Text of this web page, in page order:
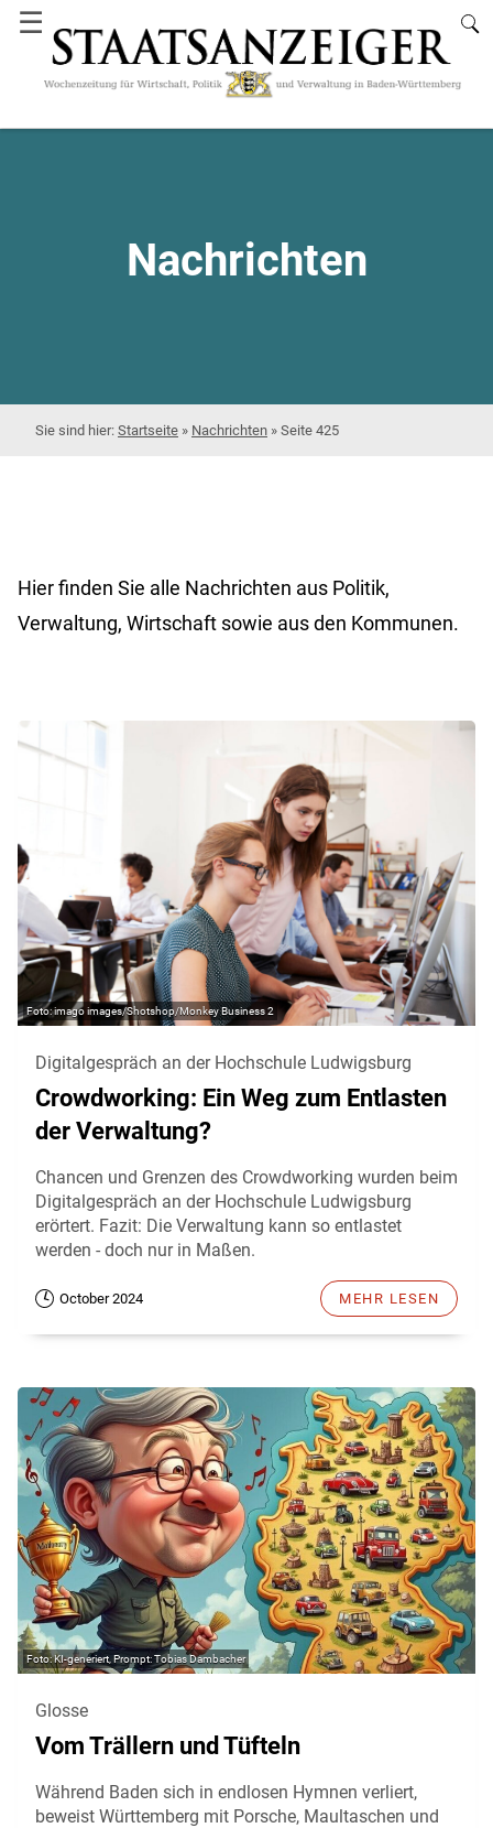
☰
Nachrichten
Startseite » Nachrichten » Seite 425
Hier finden Sie alle Nachrichten aus Politik,
Verwaltung, Wirtschaft sowie aus den Kommunen.
imago images/Shotshop/Monkey Business 2
Digitalgespräch an der Hochschule Ludwigsburg
Crowdworking: Ein Weg zum Entlasten
der Verwaltung?
Chancen und Grenzen des Crowdworking wurden beim
Digitalgespräch an der Hochschule Ludwigsburg
erörtert. Fazit: Die Verwaltung kann so entlastet
werden - doch nur in Maßen.
October 2024 MEHR LESEN
KI-generiert, Prompt: Tobias Dambacher
Glosse
Vom Trällern und Tüfteln
Während Baden sich in endlosen Hymnen verliert,
beweist Württemberg mit Porsche, Maultaschen und